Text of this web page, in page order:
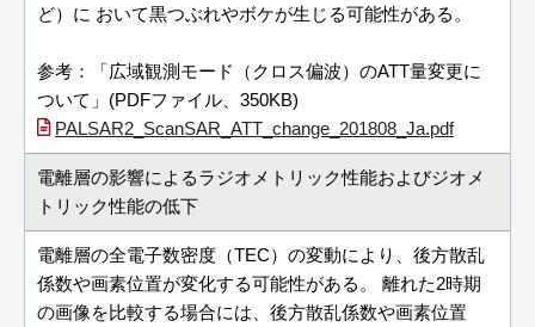
ど）に おいて黒つぶれやボケが生じる可能性がある。
参考：「広域観測モード（クロス偏波）のATT量変更に
ついて」(PDFファイル、350KB)
PALSAR2_ScanSAR_ATT_change_201808_Ja.pdf
電離層の影響によるラジオメトリック性能およびジオメ
トリック性能の低下
電離層の全電子数密度（TEC）の変動により、後方散乱
係数や画素位置が変化する可能性がある。 離れた2時期
の画像を比較する場合には、後方散乱係数や画素位置